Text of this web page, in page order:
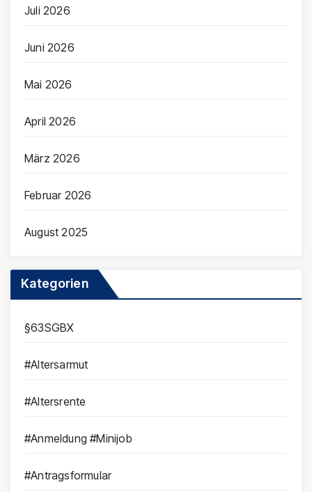
Juli 2026
Juni 2026
Mai 2026
April 2026
März 2026
Februar 2026
August 2025
Kategorien
§63SGBX
#Altersarmut
#Altersrente
#Anmeldung #Minijob
#Antragsformular